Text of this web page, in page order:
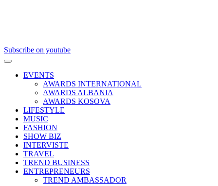
Subscribe on youtube
EVENTS
AWARDS INTERNATIONAL
AWARDS ALBANIA
AWARDS KOSOVA
LIFESTYLE
MUSIC
FASHION
SHOW BIZ
INTERVISTE
TRAVEL
TREND BUSINESS
ENTREPRENEURS
TREND AMBASSADOR